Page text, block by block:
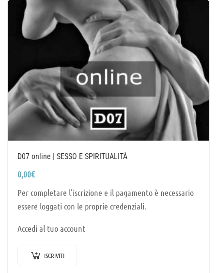
D07 online | SESSO E SPIRITUALITÀ
0,00€
Per completare l’iscrizione e il pagamento è necessario
essere loggati con le proprie credenziali.
Accedi al tuo account
ISCRIVITI